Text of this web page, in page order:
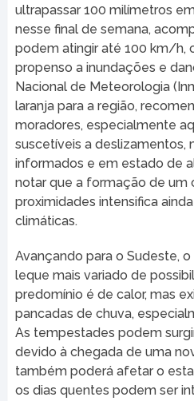
ultrapassar 100 milímetros
nesse final de semana,
podem atingir até 100 km/h,
propenso a inundações e
Nacional de Meteorologia
laranja para a região,
moradores, especialmente
suscetíveis a deslizamentos,
informados e em estado de
notar que a formação de um
proximidades intensifica
climáticas.
Avançando para o Sudeste,
leque mais variado de
predomínio é de calor, mas
pancadas de chuva,
As tempestades podem
devido à chegada de uma
também poderá afetar o
os dias quentes podem ser